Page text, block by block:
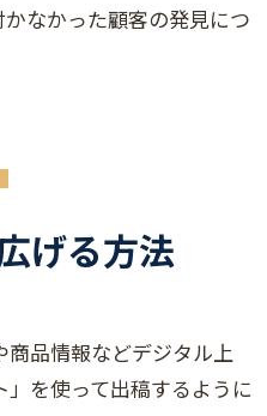
なかった顧客の発見につ
げる方法
品情報などデジタル上
を使って出稿するように